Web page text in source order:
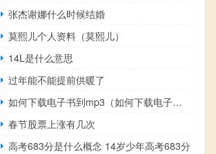
张杰谢娜什么时候结婚
莫熙儿个人资料（莫熙儿）
14L是什么意思
过年能不能提前供暖了
如何下载电子书到mp3（如何下载电子书）
春节股票上涨有几次
高考683分是什么概念 14岁少年高考683分